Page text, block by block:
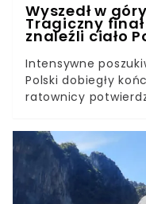
Wyszedł w
Tragiczny
znaleźli ciało
Intensywne
Polski dobiegły
ratownicy
wędrówkę, nie
Tatrach, po
mieli z nim